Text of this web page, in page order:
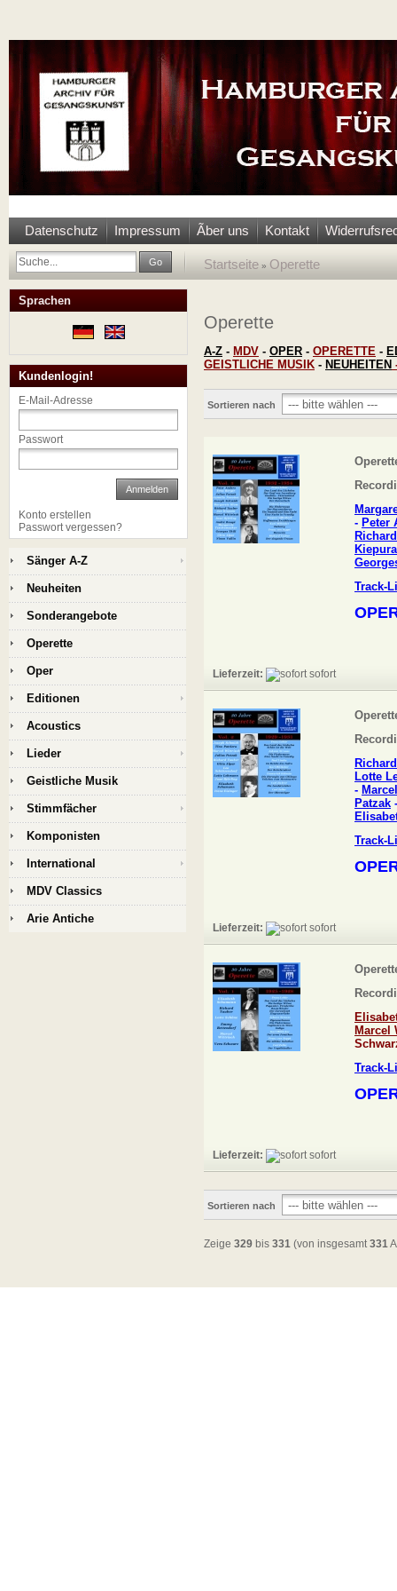
Datenschutz Impressum Ãber uns Kontakt
Go Startseite » Operette
Operette
A-Z - MDV - OPER - OPERETTE -
GEISTLICHE MUSIK - NEUHEITEN
Sortieren nach
- Peter
Kiepura
Track-
Lieferzeit: sofort
Lotte
-
Patzak
Track-
Lieferzeit: sofort
Marcel
Track-
Lieferzeit: sofort
Sortieren nach
Zeige 329 bis 331 (von insgesamt331
Sprachen
Kundenlogin!
E-Mail-Adresse
Passwort
Anmelden
Konto erstellen
Passwort vergessen?
Sänger A-Z
Neuheiten
Sonderangebote
Operette
Oper
Editionen
Acoustics
Lieder
Geistliche Musik
Stimmfächer
Komponisten
International
MDV Classics
Arie Antiche